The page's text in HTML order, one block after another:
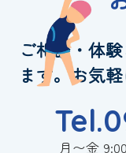
ご相談・体
ます。お気
月〜金